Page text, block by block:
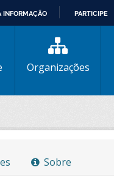
INFORMAÇÃO PARTICIPE
Organizações
Sobre